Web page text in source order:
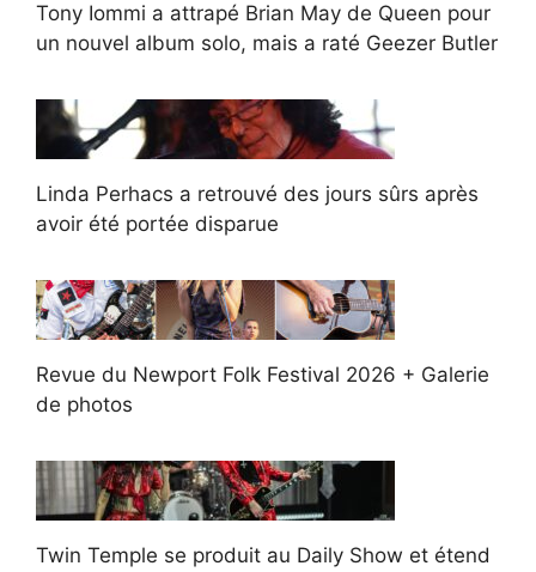
Tony Iommi a attrapé Brian May de Queen pour
un nouvel album solo, mais a raté Geezer Butler
Linda Perhacs a retrouvé des jours sûrs après
avoir été portée disparue
Revue du Newport Folk Festival 2026 + Galerie
de photos
Twin Temple se produit au Daily Show et étend